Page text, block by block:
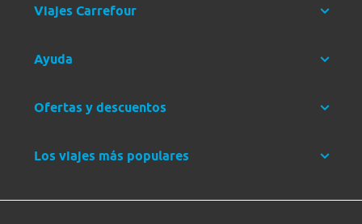
Viajes Carrefour
Ayuda
Ofertas y descuentos
Los viajes más populares